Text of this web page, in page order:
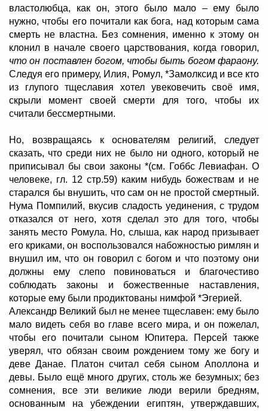
властолюбца, как он, этого было мало – ему было
нужно, чтобы его почитали как бога, над которым сама
смерть не властна. Без сомнения, именно к этому он
клонил в начале своего царствования, когда говорил,
что он поставлен богом, чтобы быть богом фараону.
Следуя его примеру, Илия, Ромул, *Замолксид и все кто
из глупого тщеславия хотел увековечить своё имя,
скрыли момент своей смерти для того, чтобы их
считали бессмертными.
Но, возвращаясь к основателям религий, следует
сказать, что среди них не было ни одного, который не
приписывал бы свои законы *(см. Гоббс Левиафан. О
человеке, гл. 12 стр.59) каким нибудь божествам и не
старался бы внушить, что сам он не простой смертный.
Нума Помпилий, вкусив сладость уединения, с трудом
отказался от него, хотя сделал это для того, чтобы
занять место Ромула. Но, слыша, как народ призывает
его криками, он воспользовался набожностью римлян и
внушил им, что он говорил с богом и что поэтому они
должны ему слепо повиноваться и благочестиво
соблюдать законы и божественные наставления,
которые ему были продиктованы нимфой *Эгерией.
Александр Великий был не менее тщеславен: ему было
мало видеть себя во главе всего мира, и он пожелал,
чтобы его почитали сыном Юпитера. Персей также
уверял, что обязан своим рождением тому же богу и
деве Данае. Платон считал себя сыном Аполлона и
девы. Было ещё много других, столь же безумных; без
сомнения, все эти великие люди верили бредням,
основанным на убеждении египтян, утверждавших,